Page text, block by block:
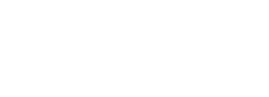
Link, öffnet neues Fenster)
(externer Link, öffnet neues Fenster)